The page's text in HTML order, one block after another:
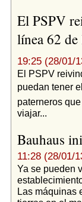
El PSPV
línea 62 de
19:25 (28/01/
El PSPV
puedan tener
paterneros
viajar...
Bauhaus
11:28 (28/01/
Ya se pueden
Las máquinas